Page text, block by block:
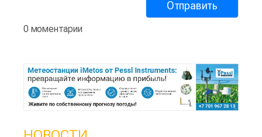
0 моментарии